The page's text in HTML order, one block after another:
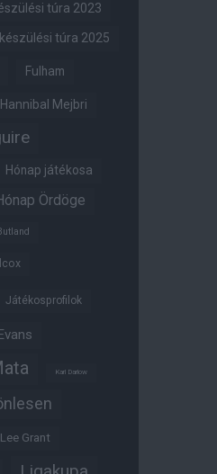
túra 2023
túra 2025
Fulham
Hannibal Mejbri
Hónap játékosa
Ördöge
Játékosprofilok
Karl Darlow
Lee Grant